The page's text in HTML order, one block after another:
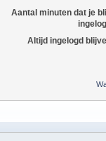
Aantal minuten dat je
Altijd ingelogd